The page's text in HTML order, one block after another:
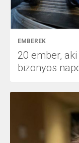
EMBEREK
20 ember,
bizonyos